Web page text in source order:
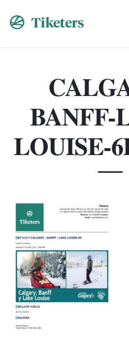
Despedidas
Lunas de Miel
Promociones
Solicitud
BANFF-
LOUISE-